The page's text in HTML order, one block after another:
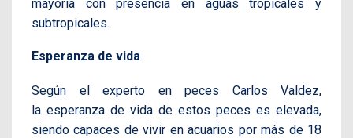
mayoría con presencia en aguas tropicales y
subtropicales.
Esperanza de vida
Según el experto en peces Carlos Valdez,
la esperanza de vida de estos peces es elevada,
siendo capaces de vivir en acuarios por más de 18